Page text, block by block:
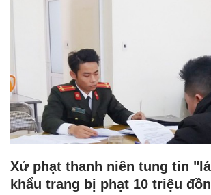
Xử phạt thanh niên tung tin
khẩu trang bị phạt 10 triệu